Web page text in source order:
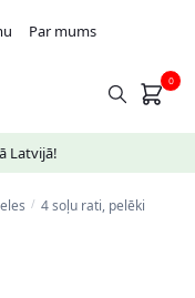
Par mums
0
Latvijā!
/ 4 soļu rati, pelēki